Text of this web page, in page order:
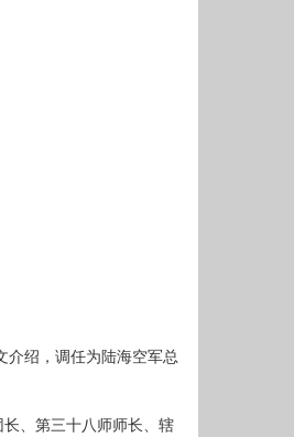
介绍，调任为陆海空军总
、第三十八师师长、辖